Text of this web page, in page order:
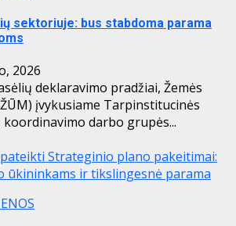
sektoriuje: bus stabdoma parama
2026
deklaravimo pradžiai, Žemės
įvykusiame Tarpinstitucinės
darbo grupės...
Strateginio plano pakeitimai:
ūkininkams ir tikslingesnė parama